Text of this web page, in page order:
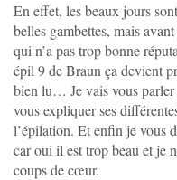
En effet, les beaux jours
belles gambettes, mais
qui n’a pas trop bonne
épil 9 de Braun ça devient
bien lu… Je vais vous parler
vous expliquer ses
l’épilation. Et enfin je vous
car oui il est trop beau et je
coups de cœur.